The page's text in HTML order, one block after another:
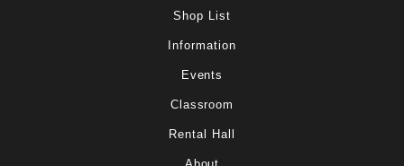
Shop List
Information
Events
Classroom
Rental Hall